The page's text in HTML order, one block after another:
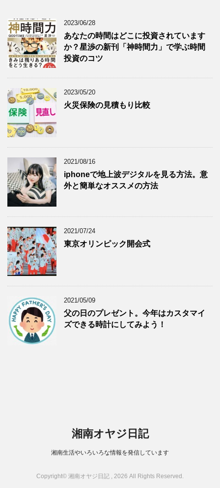
2023/06/28
あなたの時間はどこに投資されています
か？星渉の新刊「神時間力」で学ぶ時間
投資のコツ
2023/05/20
火災保険の見積もり比較
2021/08/16
iphoneで地上波デジタルを見る方法。意
外と簡単なオススメの方法
2021/07/24
東京オリンピック開会式
2021/05/09
父の日のプレゼント。今年はカスタマイ
ズできる時計にしてみよう！
湘南オヤジ日記
湘南生活やいろいろな情報を発信しています
Copyright© 湘南オヤジ日記 , 2026 All Rights Reserved.